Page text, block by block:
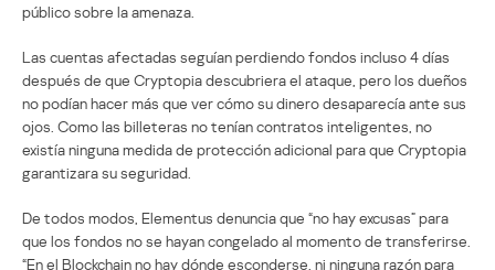
público sobre la amenaza.
Las cuentas afectadas seguían perdiendo fondos incluso 4 días
después de que Cryptopia descubriera el ataque, pero los dueños
no podían hacer más que ver cómo su dinero desaparecía ante sus
ojos. Como las billeteras no tenían contratos inteligentes, no
existía ninguna medida de protección adicional para que Cryptopia
garantizara su seguridad.
De todos modos, Elementus denuncia que “no hay excusas” para
que los fondos no se hayan congelado al momento de transferirse.
“En el Blockchain no hay dónde esconderse, ni ninguna razón para